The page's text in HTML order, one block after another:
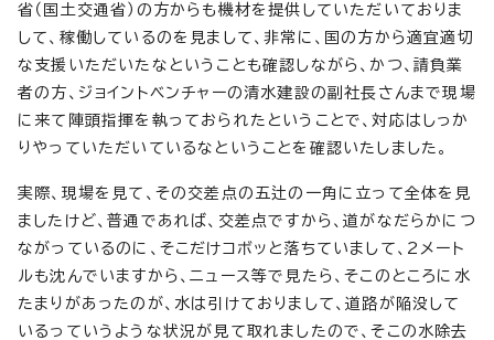
省（国土交通省）の方からも機材を提供していただいておりま
して、稼働しているのを見まして、非常に、国の方から適宜適切
な支援いただいたなということも確認しながら、かつ、請負業
者の方、ジョイントベンチャーの清水建設の副社長さんまで現場
に来て陣頭指揮を執っておられたということで、対応はしっか
りやっていただいているなということを確認いたしました。
実際、現場を見て、その交差点の五辻の一角に立って全体を見
ましたけど、普通であれば、交差点ですから、道がなだらかにつ
ながっているのに、そこだけコボッと落ちていまして、2メート
ルも沈んでいますから、ニュース等で見たら、そこのところに水
たまりがあったのが、水は引けておりまして、道路が陥没して
いるっていうような状況が見て取れましたので、そこの水除去